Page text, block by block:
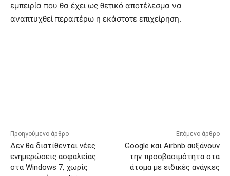
εμπειρία που θα έχει ως θετικό αποτέλεσμα να
αναπτυχθεί περαιτέρω η εκάστοτε επιχείρηση.
Προηγούμενο άρθρο
Δεν θα διατίθενται νέες
ενημερώσεις ασφαλείας
στα Windows 7, χωρίς
Επόμενο άρθρο
Google και Airbnb αυξάνουν
την προσβασιμότητα στα
άτομα με ειδικές ανάγκες